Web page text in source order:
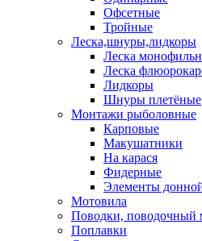
Офсетные
Тройные
Леска,шнуры,лидкоры
Леска
Леска
Лидкоры
Шнуры плетёные
Монтажи рыболовные
Карповые
Макушатники
На карася
Фидерные
Элементы
Мотовила
Поводки, поводочный
Поплавки